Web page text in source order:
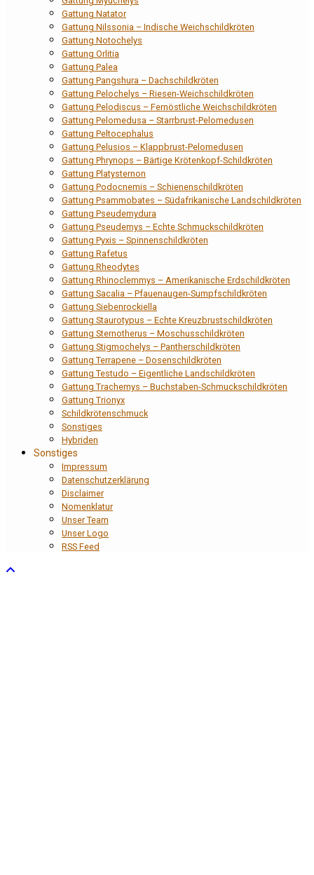
Gattung Natator
Gattung Nilssonia – Indische Weichschildkröten
Gattung Notochelys
Gattung Orlitia
Gattung Palea
Gattung Pangshura – Dachschildkröten
Gattung Pelochelys – Riesen-Weichschildkröten
Gattung Pelodiscus – Fernöstliche Weichschildkröten
Gattung Pelomedusa – Starrbrust-Pelomedusen
Gattung Peltocephalus
Gattung Pelusios – Klappbrust-Pelomedusen
Gattung Phrynops – Bärtige Krötenkopf-Schildkröten
Gattung Platysternon
Gattung Podocnemis – Schienenschildkröten
Gattung Psammobates – Südafrikanische Landschildkröten
Gattung Pseudemydura
Gattung Pseudemys – Echte Schmuckschildkröten
Gattung Pyxis – Spinnenschildkröten
Gattung Rafetus
Gattung Rheodytes
Gattung Rhinoclemmys – Amerikanische Erdschildkröten
Gattung Sacalia – Pfauenaugen-Sumpfschildkröten
Gattung Siebenrockiella
Gattung Staurotypus – Echte Kreuzbrustschildkröten
Gattung Sternotherus – Moschusschildkröten
Gattung Stigmochelys – Pantherschildkröten
Gattung Terrapene – Dosenschildkröten
Gattung Testudo – Eigentliche Landschildkröten
Gattung Trachemys – Buchstaben-Schmuckschildkröten
Gattung Trionyx
Schildkrötenschmuck
Sonstiges
Hybriden
Sonstiges
Impressum
Datenschutzerklärung
Disclaimer
Nomenklatur
Unser Team
Unser Logo
RSS Feed